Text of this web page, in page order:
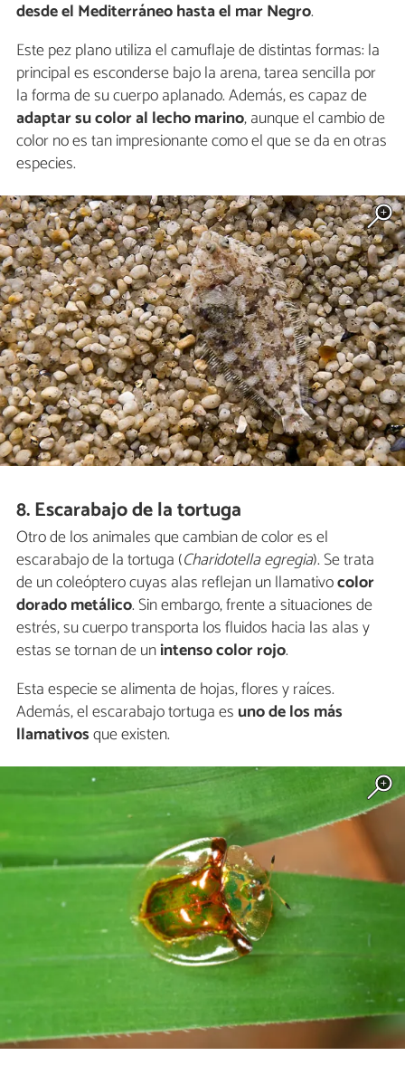
desde el Mediterráneo hasta el mar Negro.
Este pez plano utiliza el camuflaje de distintas formas: la
principal es esconderse bajo la arena, tarea sencilla por
la forma de su cuerpo aplanado. Además, es capaz de
adaptar su color al lecho marino, aunque el cambio de
color no es tan impresionante como el que se da en otras
especies.
8. Escarabajo de la tortuga
Otro de los animales que cambian de color es el
escarabajo de la tortuga (Charidotella egregia). Se trata
de un coleóptero cuyas alas reflejan un llamativocolor
dorado metálico. Sin embargo, frente a situaciones de
estrés, su cuerpo transporta los fluidos hacia las alas y
estas se tornan de unintenso color rojo.
Esta especie se alimenta de hojas, flores y raíces.
Además, el escarabajo tortuga es uno de los más
llamativosque existen.